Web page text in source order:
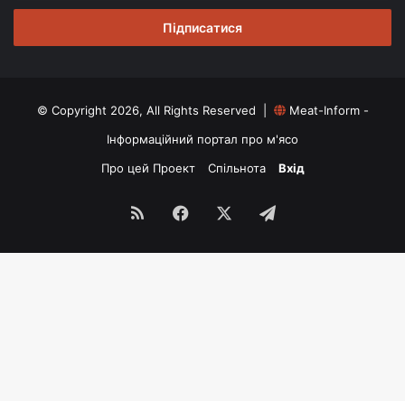
email
© Copyright 2026, All Rights Reserved |
Meat-Inform -
Інформаційний портал про м'ясо
Про цей Проект
Спільнота Вхід
RSS Facebook